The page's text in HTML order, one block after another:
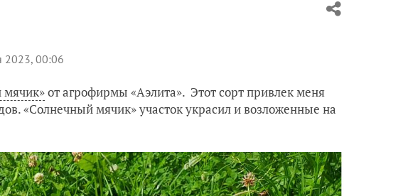
2023, 00:06
мячик»от агрофирмы «Аэлита». Этот сорт привлек меня
«Солнечный мячик» участок украсил и возложенные на